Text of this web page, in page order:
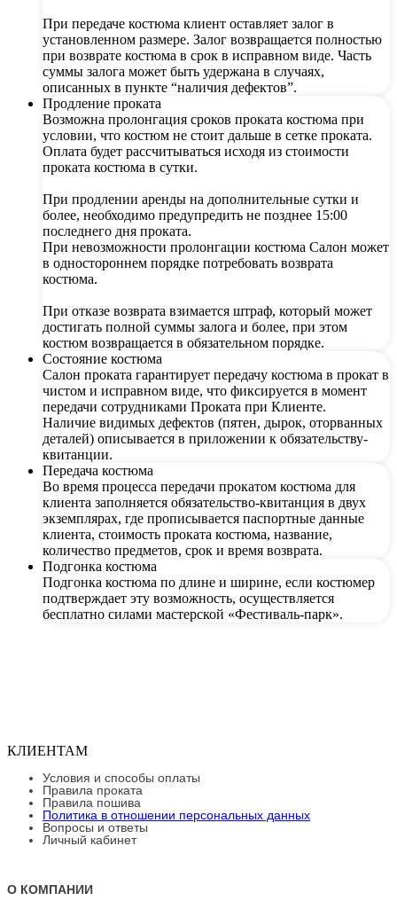
При передаче костюма клиент оставляет залог в
установленном размере. Залог возвращается полностью
при возврате костюма в срок в исправном виде. Часть
суммы залога может быть удержана в случаях,
описанных в пункте “наличия дефектов”.
Продление проката
Возможна пролонгация сроков проката костюма при
условии, что костюм не стоит дальше в сетке проката.
Оплата будет рассчитываться исходя из стоимости
проката костюма в сутки.
При продлении аренды на дополнительные сутки и
более, необходимо предупредить не позднее 15:00
последнего дня проката.
При невозможности пролонгации костюма Салон может
в одностороннем порядке потребовать возврата
костюма.
При отказе возврата взимается штраф, который может
достигать полной суммы залога и более, при этом
костюм возвращается в обязательном порядке.
Состояние костюма
Салон проката гарантирует передачу костюма в прокат в
чистом и исправном виде, что фиксируется в момент
передачи сотрудниками Проката при Клиенте.
Наличие видимых дефектов (пятен, дырок, оторванных
деталей) описывается в приложении к обязательству-
квитанции.
Передача костюма
Во время процесса передачи прокатом костюма для
клиента заполняется обязательство-квитанция в двух
экземплярах, где прописывается паспортные данные
клиента, стоимость проката костюма, название,
количество предметов, срок и время возврата.
Подгонка костюма
Подгонка костюма по длине и ширине, если костюмер
подтверждает эту возможность, осуществляется
бесплатно силами мастерской «Фестиваль-парк».
КЛИЕНТАМ
Условия и способы оплаты
Правила проката
Правила пошива
Политика в отношении персональных данных
Вопросы и ответы
Личный кабинет
О КОМПАНИИ